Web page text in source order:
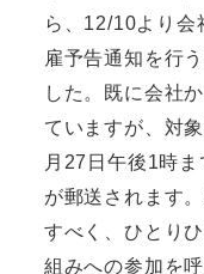
ら、12/10より会
雇予告通知を行
した。既に会社
ていますが、対
月27日午後1時
が郵送されます
すべく、ひとり
組みへの参加を